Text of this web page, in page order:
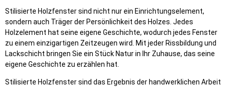
Stilisierte Holzfenster sind nicht nur ein Einrichtungselement,
sondern auch Träger der Persönlichkeit des Holzes. Jedes
Holzelement hat seine eigene Geschichte, wodurch jedes Fenster
zu einem einzigartigen Zeitzeugen wird. Mit jeder Rissbildung und
Lackschicht bringen Sie ein Stück Natur in Ihr Zuhause, das seine
eigene Geschichte zu erzählen hat.
Stilisierte Holzfenster sind das Ergebnis der handwerklichen Arbeit